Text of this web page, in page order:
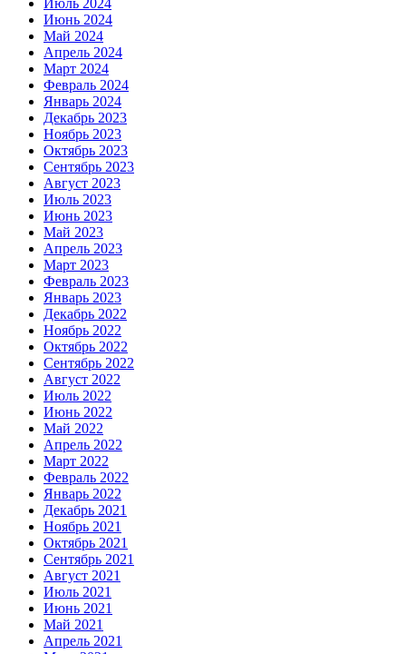
Июль 2024
Июнь 2024
Май 2024
Апрель 2024
Март 2024
Февраль 2024
Январь 2024
Декабрь 2023
Ноябрь 2023
Октябрь 2023
Сентябрь 2023
Август 2023
Июль 2023
Июнь 2023
Май 2023
Апрель 2023
Март 2023
Февраль 2023
Январь 2023
Декабрь 2022
Ноябрь 2022
Октябрь 2022
Сентябрь 2022
Август 2022
Июль 2022
Июнь 2022
Май 2022
Апрель 2022
Март 2022
Февраль 2022
Январь 2022
Декабрь 2021
Ноябрь 2021
Октябрь 2021
Сентябрь 2021
Август 2021
Июль 2021
Июнь 2021
Май 2021
Апрель 2021